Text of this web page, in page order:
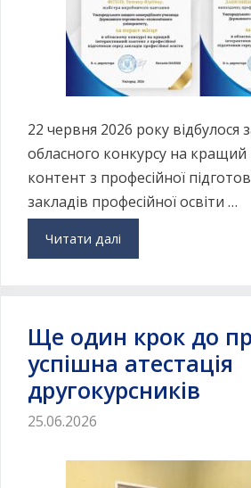
22 червня 2026 року відбулося
обласного конкурсу на кращий
контент з професійної
закладів професійної освіти …
Читати далі
Ще один крок до
успішна атестація
другокурсників
25.06.2026